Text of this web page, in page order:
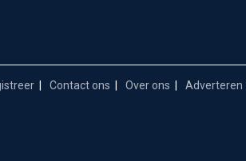
Contact ons Over ons Adverteren